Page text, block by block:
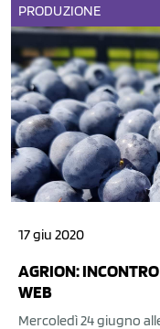
PRODUZIONE
17 giu 2020
AGRION:
WEB
Mercoledì 24 giugno